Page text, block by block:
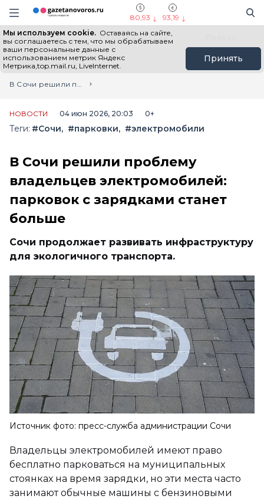
Информационный портал "ГазетаНоворос.ру"
Навигация сайта
80,93 93,19
Мы используем cookie. Оставаясь на сайте,
вы соглашаетесь с тем, что мы обрабатываем
ваши персональные данные с
использованием метрик Яндекс
Метрика,top.mail.ru, LiveInternet.
Принять
Все новости Новости России
Главная
Лента новостей
В Сочи решили проблему владельцев электромобилей: парковок с зарядками станет больше
НОВОСТИ 04 июн 2026, 20:03 0+
Теги: #Сочи #парковки #электромобили
В Сочи решили проблему
владельцев электромобилей:
парковок с зарядками станет
больше
Сочи продолжает развивать инфраструктуру
для экологичного транспорта.
Источник фото: пресс-служба администрации Сочи
Владельцы электромобилей имеют право
бесплатно парковаться на муниципальных
стоянках на время зарядки, но эти места часто
занимают обычные машины с бензиновыми